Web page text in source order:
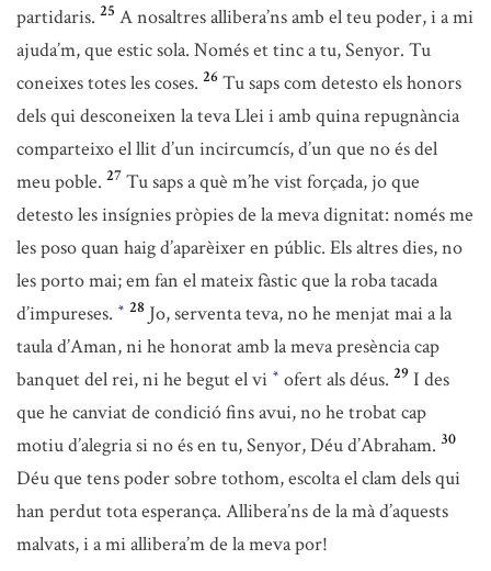
partidaris. 25 A nosaltres allibera’ns amb el teu poder, i a mi
ajuda’m, que estic sola. Només et tinc a tu, Senyor. Tu
coneixes totes les coses. 26 Tu saps com detesto els honors
dels qui desconeixen la teva Llei i amb quina repugnància
comparteixo el llit d’un incircumcís, d’un que no és del
meu poble. 27 Tu saps a què m’he vist forçada, jo que
detesto les insígnies pròpies de la meva dignitat: només me
les poso quan haig d’aparèixer en públic. Els altres dies, no
les porto mai; em fan el mateix fàstic que la roba tacada
d’impureses. * 28 Jo, serventa teva, no he menjat mai a la
taula d’Aman, ni he honorat amb la meva presència cap
banquet del rei, ni he begut el vi * ofert als déus. 29 I des
que he canviat de condició fins avui, no he trobat cap
motiu d’alegria si no és en tu, Senyor, Déu d’Abraham. 30
Déu que tens poder sobre tothom, escolta el clam dels qui
han perdut tota esperança. Allibera’ns de la mà d’aquests
malvats, i a mi allibera’m de la meva por!